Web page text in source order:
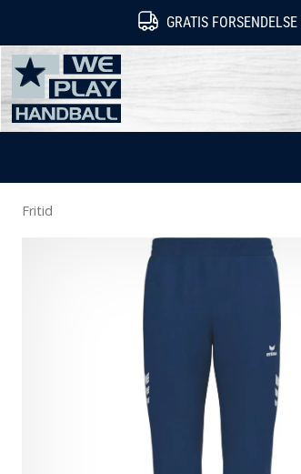
GRATIS FORSENDELSE
WePlayHandball.dk
Fritid